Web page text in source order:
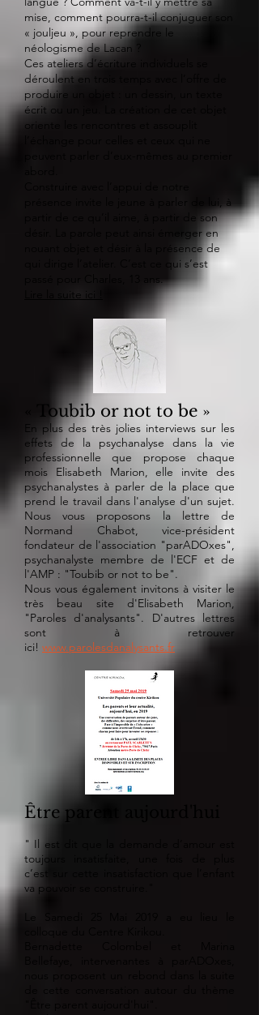
mise, comment pourra-t-il conjuguer son
« jouljeu », pour reprendre le
néologisme de Lacan ?
Ces ateliers d’écriture individuels se
déroulent en trois temps avec l’offre de
produire un objet : un dessin, un texte
écrit ou un jeu. La création de cet objet
oriente les rencontres et assouplit
présence invite le jeune à parler de lui, à
partir de ce qu’il aime, à partir de son
désir. La parole peut ainsi émerger en
nouant objet et désir à la présence de
qui dirige l’atelier. C’est ce qui s’est
passé pour Charles, 13 ans.
Lire la suite ici !
« Toubib or not to be »
En plus des très jolies interviews sur les
effets de la psychanalyse dans la vie
professionnelle que propose chaque
mois Elisabeth Marion, elle invite des
psychanalystes à parler de la place que
prend le travail dans l'analyse d'un sujet.
Nous vous proposons la lettre de
Normand Chabot, vice-président
fondateur de l'association "parADOxes",
psychanalyste membre de l'ECF et de
l'AMP : "Toubib or not to be".
Nous vous également invitons à visiter le
très beau site d'Elisabeth Marion,
"Paroles d'analysants". D'autres lettres
sont à retrouver
ici! www.parolesdanalysants.fr
Être parent aujourd'hui
" Il est dit que la demande d’amour est
toujours insatisfaite, une fois de plus
c’est sur cette insatisfaction que l’enfant
va pouvoir se construire."
Le Samedi 25 Mai 2019 a eu lieu le